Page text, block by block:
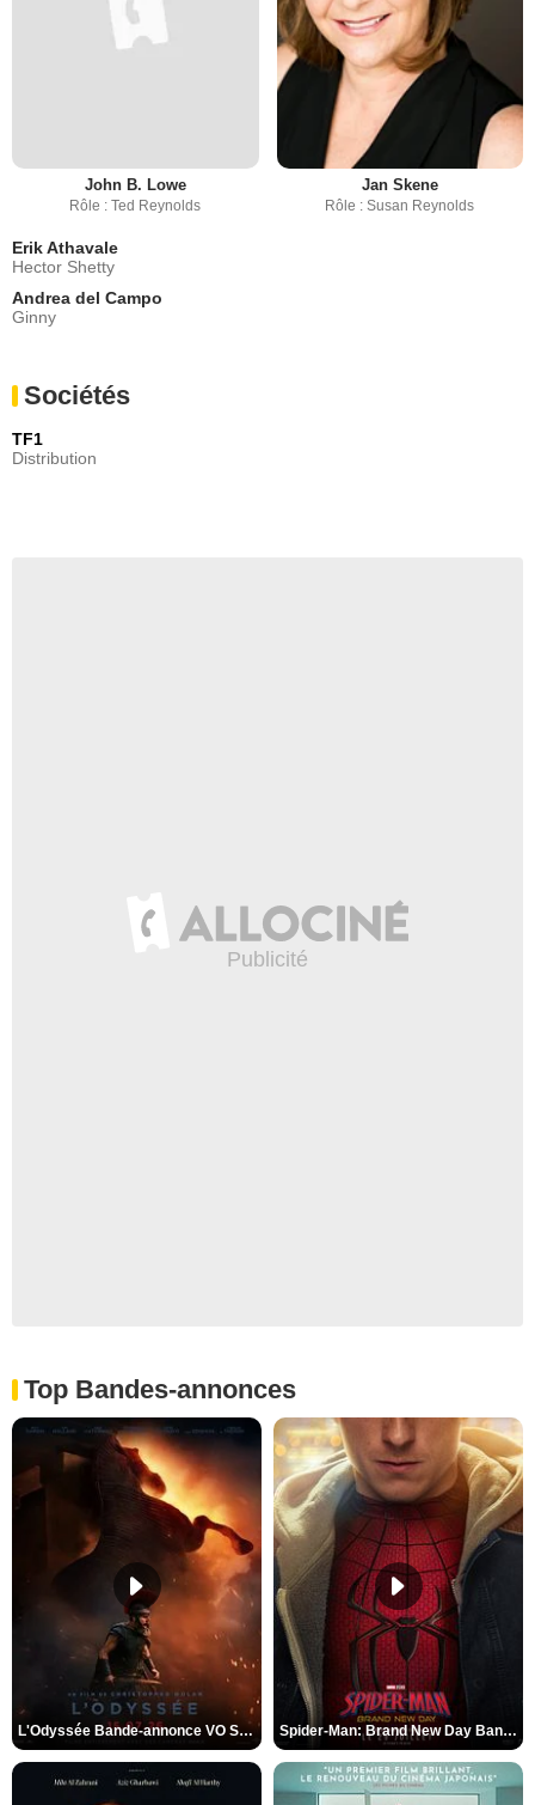
John B. Lowe
Rôle : Ted Reynolds
Jan Skene
Rôle : Susan Reynolds
Erik Athavale
Hector Shetty
Andrea del Campo
Ginny
Sociétés
TF1
Distribution
Top Bandes-annonces
L'Odyssée Bande-annonce VO STFR Spider-Man: Brand New Day Bande-annonce VO STFR